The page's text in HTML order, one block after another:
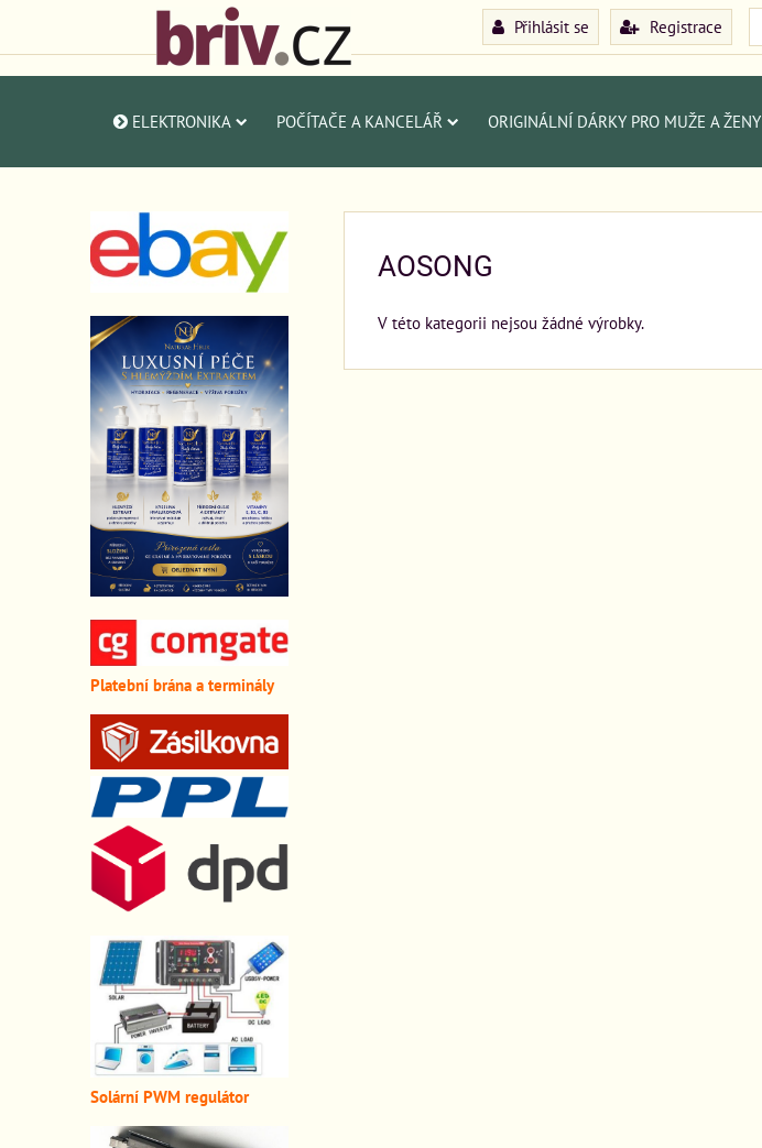
Přihlásit se Registrace
ELEKTRONIKA POČÍTAČE A KANCELÁŘ ORIGINÁLNÍ DÁRKY PRO MUŽE A ŽENY
AOSONG
V této kategorii nejsou žádné výrobky.
Platební brána a terminály
Solární PWM regulátor